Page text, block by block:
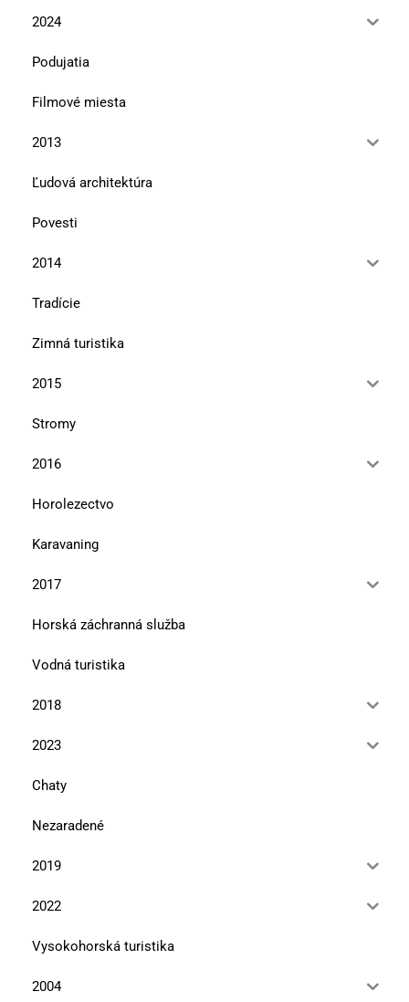
2024
Podujatia
Filmové miesta
2013
Ľudová architektúra
Povesti
2014
Tradície
Zimná turistika
2015
Stromy
2016
Horolezectvo
Karavaning
2017
Horská záchranná služba
Vodná turistika
2018
2023
Chaty
Nezaradené
2019
2022
Vysokohorská turistika
2004